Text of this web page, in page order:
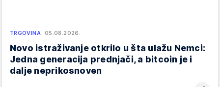
TRGOVINA 05.08.2026.
Novo istraživanje otkrilo u šta ulažu Nemci:
Jedna generacija prednjači, a bitcoin je i
dalje neprikosnoven